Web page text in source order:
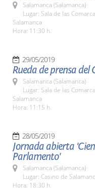
Salamanca (Salamanca)
Lugar: Sala de las
Salamanca
Hora: 11:30 h.
29/05/2019
Rueda de prensa del
Salamanca (Salamanca)
Lugar: Sala de las
Salamanca
Hora: 11:15 h.
28/05/2019
Jornada abierta
Parlamento'
Salamanca (Salamanca)
Lugar: Casino de
Hora: 18:30 h.